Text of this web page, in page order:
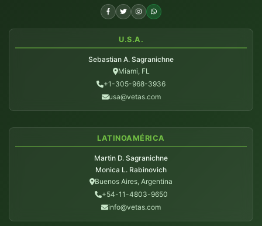
U.S.A.
Sebastian A. Sagranichne
Miami, FL
+1-305-968-3936
usa@vetas.com
LATINOAMÉRICA
Martin D. Sagranichne
Monica L. Rabinovich
Buenos Aires, Argentina
+54-11-4803-9650
info@vetas.com